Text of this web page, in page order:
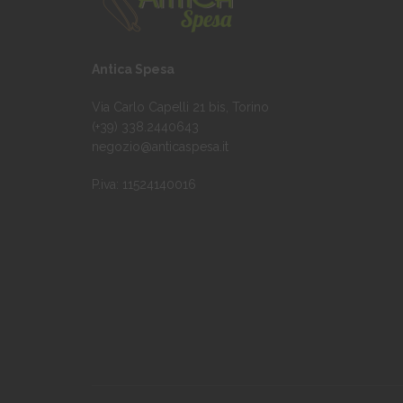
pagina
prodotto
Antica Spesa
Via Carlo Capelli 21 bis, Torino
(+39) 338.2440643
negozio@anticaspesa.it
P.iva: 11524140016